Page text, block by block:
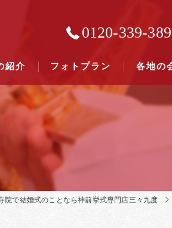
0120-339-389
紹介
る東京都下の神社一覧（４０社寺）｜三々
る関東六県の神社一覧（７５社）県別表示
フォトプラン 各地の
院で結婚式のことなら神前挙式専門店三々九度